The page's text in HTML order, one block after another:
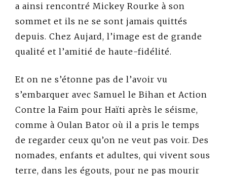
a ainsi rencontré Mickey Rourke à son
sommet et ils ne se sont jamais quittés
depuis. Chez Aujard, l’image est de grande
qualité et l’amitié de haute-fidélité.
Et on ne s’étonne pas de l’avoir vu
s’embarquer avec Samuel le Bihan et Action
Contre la Faim pour Haïti après le séisme,
comme à Oulan Bator où il a pris le temps
de regarder ceux qu’on ne veut pas voir. Des
nomades, enfants et adultes, qui vivent sous
terre, dans les égouts, pour ne pas mourir